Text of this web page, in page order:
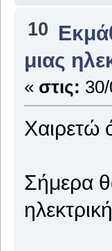
10
μιας
« στις:
Χαιρετώ
Σήμερα